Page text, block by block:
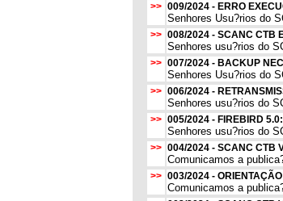
>> 009/2024 - ERRO
Senhores Usu?rios do
>> 008/2024 - SCANC CTB
Senhores usu?rios do
>> 007/2024 - BACKUP
Senhores Usu?rios do
>> 006/2024 -
Senhores usu?rios do
>> 005/2024 - FIREBIRD
Senhores usu?rios do
>> 004/2024 - SCANC CTB
Comunicamos a
>> 003/2024 -
Comunicamos a